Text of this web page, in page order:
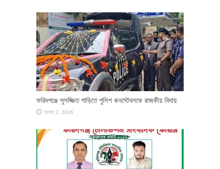
ফরিদগঞ্জে সুসজ্জিত গাড়িতে পুলিশ কনস্টেবলকে রাজকীয় বিদায়
আগস্ট 2, 2026